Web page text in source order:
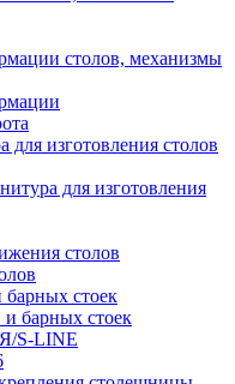
столов, механизмы
изготовления столов
для изготовления
столов
барных стоек
барных стоек
S-LINE